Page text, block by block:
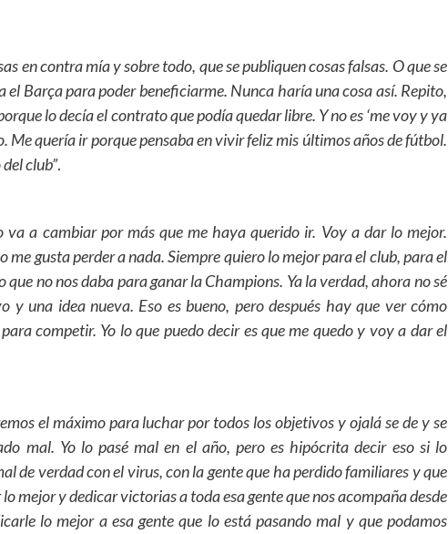
en contra mía y sobre todo, que se publiquen cosas falsas. O que se
el Barça para poder beneficiarme. Nunca haría una cosa así. Repito,
lo decía el contrato que podía quedar libre. Y no es ‘me voy y ya
Me quería ir porque pensaba en vivir feliz mis últimos años de fútbol.
club”.
a cambiar por más que me haya querido ir. Voy a dar lo mejor.
gusta perder a nada. Siempre quiero lo mejor para el club, para el
no nos daba para ganar la Champions. Ya la verdad, ahora no sé
y una idea nueva. Eso es bueno, pero después hay que ver cómo
competir. Yo lo que puedo decir es que me quedo y voy a dar el
el máximo para luchar por todos los objetivos y ojalá se de y se
mal. Yo lo pasé mal en el año, pero es hipócrita decir eso si lo
de verdad con el virus, con la gente que ha perdido familiares y que
mejor y dedicar victorias a toda esa gente que nos acompaña desde
lo mejor a esa gente que lo está pasando mal y que podamos